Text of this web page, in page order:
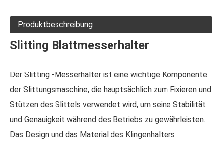
Produktbeschreibung
Slitting Blattmesserhalter
Der Slitting -Messerhalter ist eine wichtige Komponente
der Slittungsmaschine, die hauptsächlich zum Fixieren und
Stützen des Slittels verwendet wird, um seine Stabilität
und Genauigkeit während des Betriebs zu gewährleisten.
Das Design und das Material des Klingenhalters